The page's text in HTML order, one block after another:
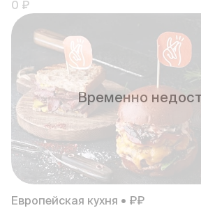
0 ₽
Временно
Европейская кухня • ₽₽